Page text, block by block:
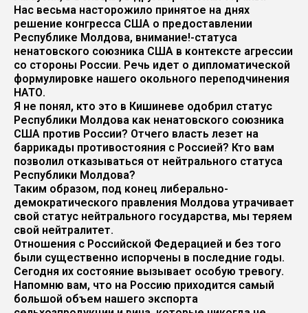
Нас весьма насторожило принятое на днях
решение конгресса США о предоставлении
Республике Молдова, внимание!-статуса
ненатовского союзника США в контексте агрессии
со стороны России. Речь идет о дипломатической
формулировке нашего окольного переподчинения
НАТО.
Я не понял, кто это в Кишиневе одобрил статус
Республики Молдова как ненатовского союзника
США против России? Отчего власть лезет на
баррикады противостояния с Россией? Кто вам
позволил отказываться от нейтрального статуса
Республики Молдова?
Таким образом, под конец либерально-
демократического правления Молдова утрачивает
свой статус нейтрального государства, мы теряем
свой нейтралитет.
Отношения с Российской Федерацией и без того
были существенно испорчены в последние годы.
Сегодня их состояние вызывает особую тревогу.
Напомню вам, что на Россию приходится самый
большой объем нашего экспорта